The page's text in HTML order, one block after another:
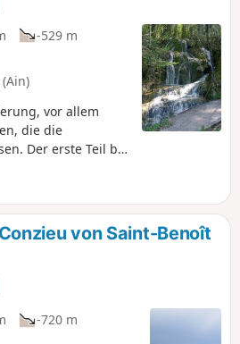
-529 m
vor allem
die die
Der erste Teil bis
körperlicher
von Saint-Benoît
-720 m